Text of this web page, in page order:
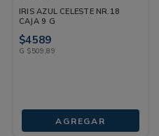
IRIS AZUL CELESTE NR.18
CAJA 9 G
$4589
G $509,89
AGREGAR